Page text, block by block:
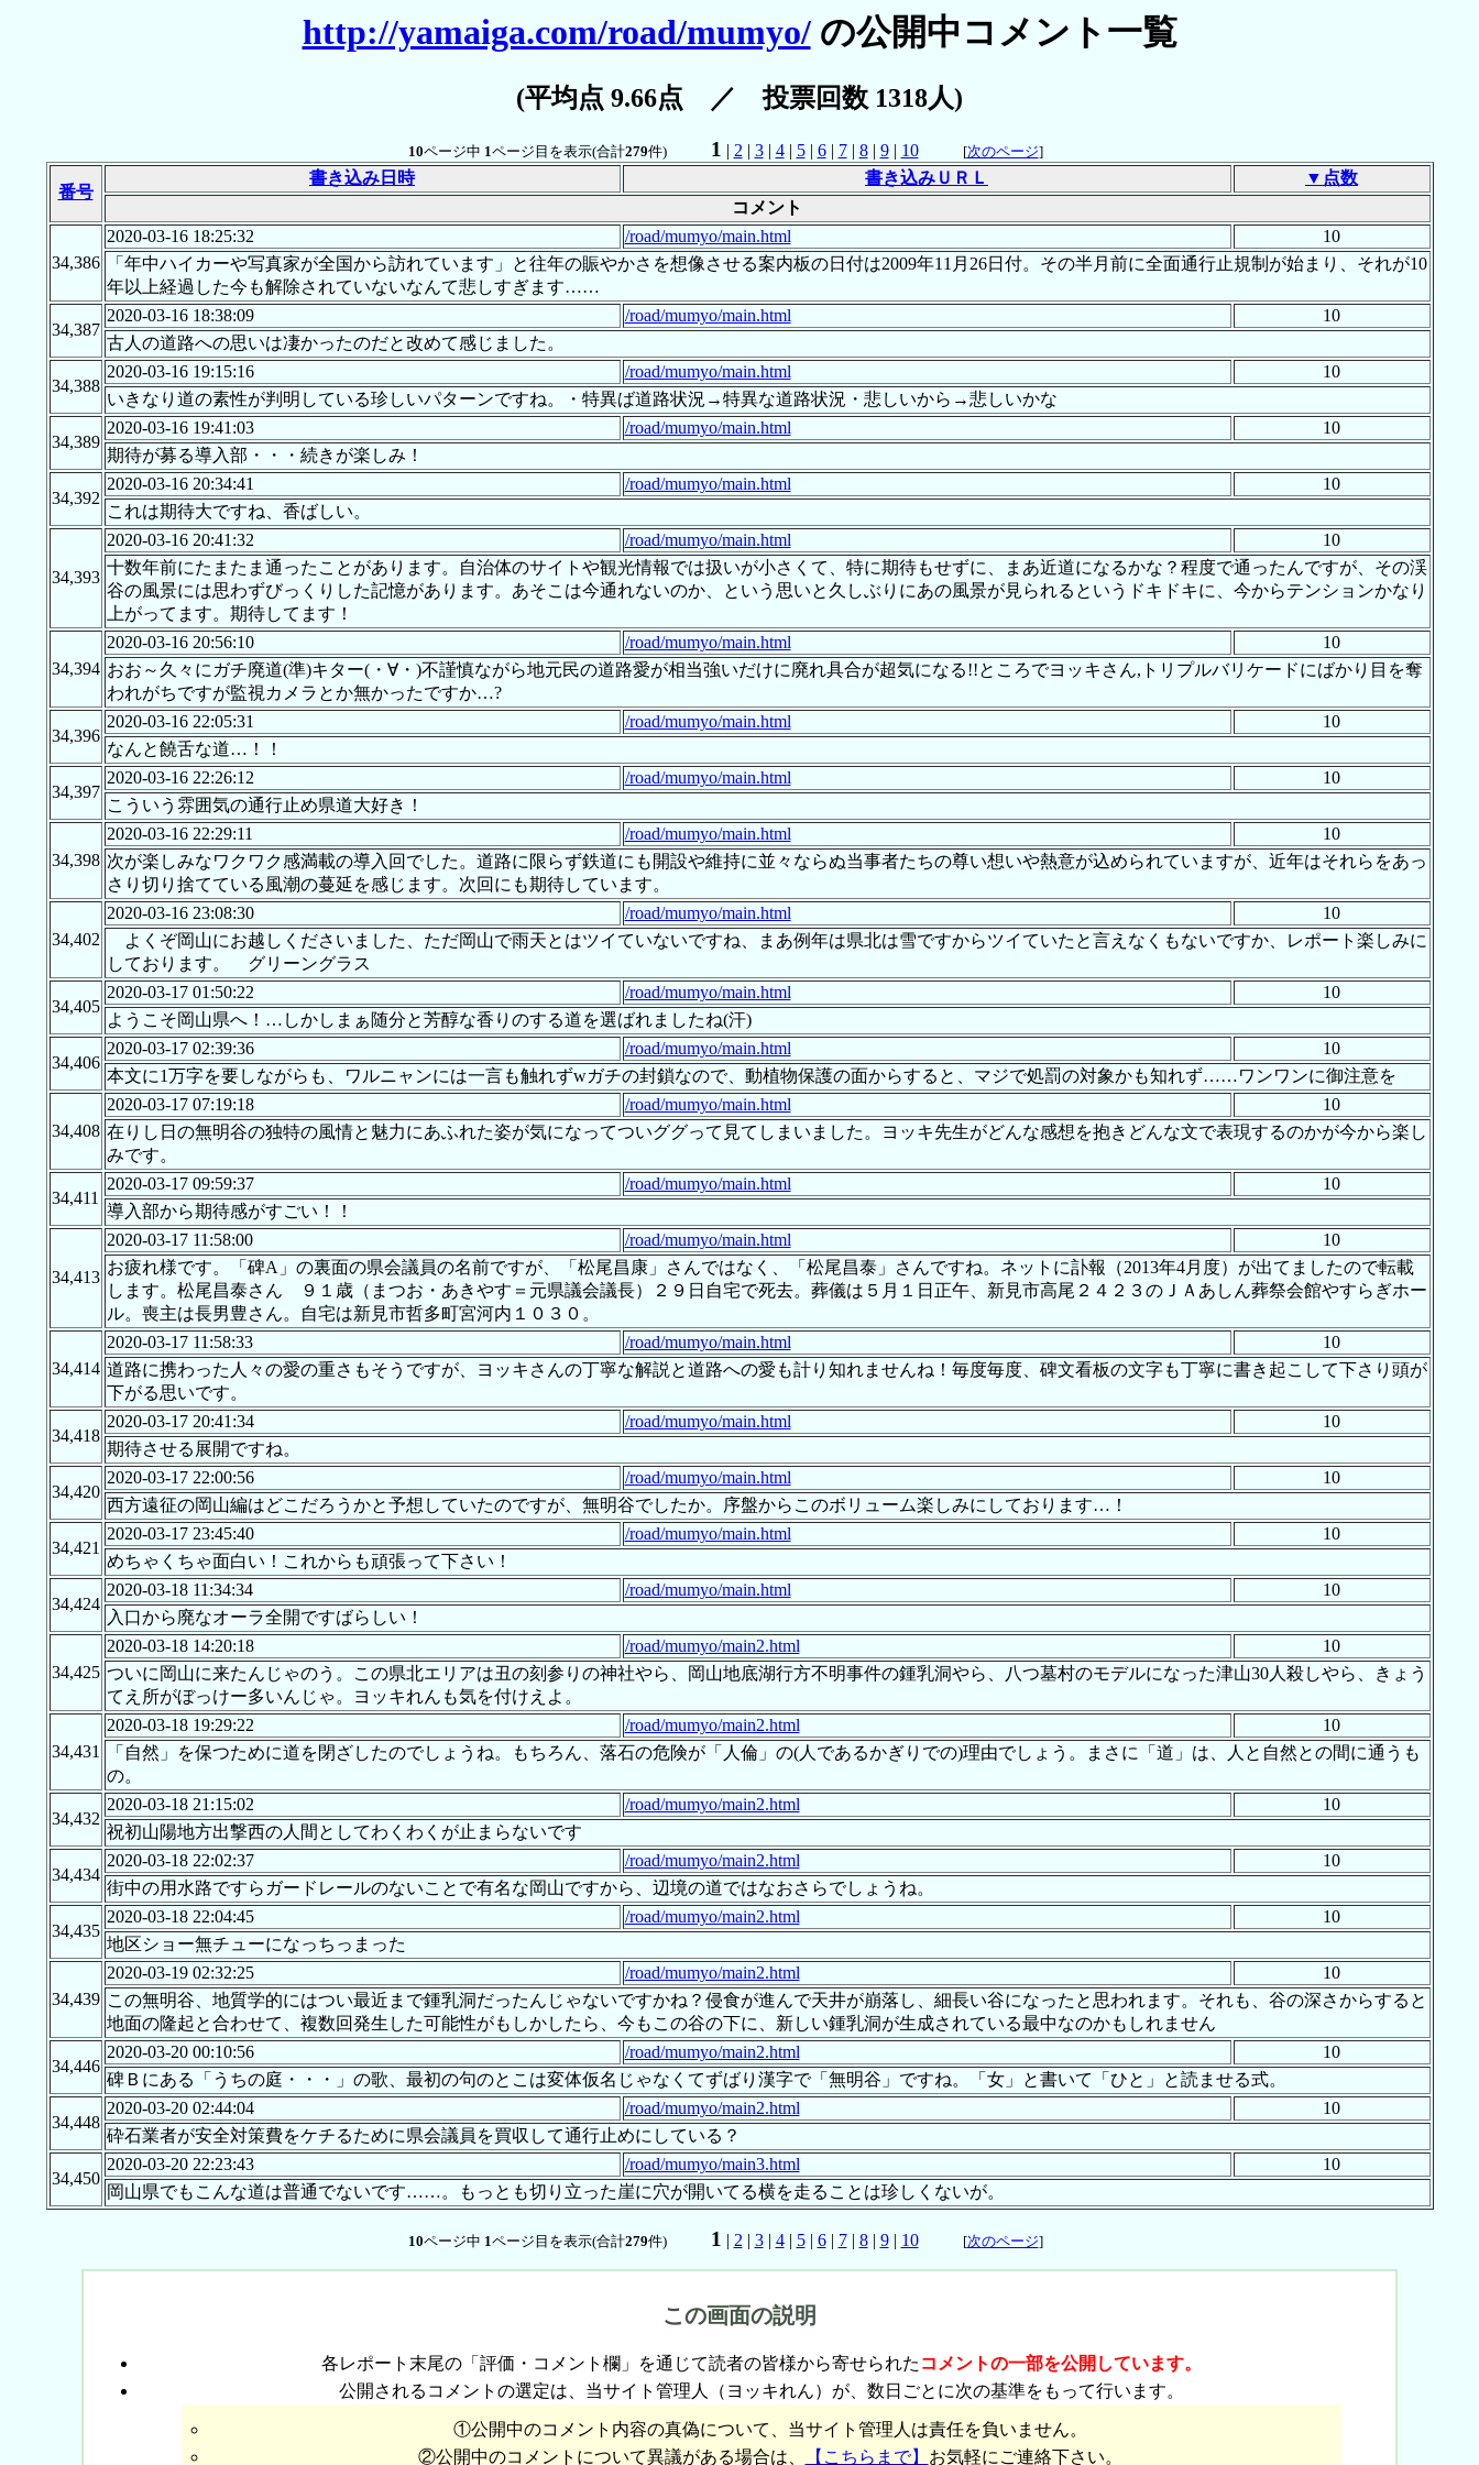
http://yamaiga.com/road/mumyo/の公開中コメント一覧
(平均点 9.66点 ／ 投票回数 1318人)
10ページ中 1ページ目を表示(合計279件) 1 | 2 | 3| 4| 5| 6| 7| 8| 9| 10 [次のページ]
番号
書き込み日時 書き込みＵＲＬ
▼点数
コメント
34,386
2020-03-16 18:25:32 /road/mumyo/main.html
10
「年中ハイカーや写真家が全国から訪れています」と往年の賑やかさを想像させる案内板の日付は2009年11月26日付。その半月前に全面通行止規制が始まり、それが10
年以上経過した今も解除されていないなんて悲しすぎます……
34,387
2020-03-16 18:38:09 /road/mumyo/main.html
10
古人の道路への思いは凄かったのだと改めて感じました。
34,388
2020-03-16 19:15:16 /road/mumyo/main.html
10
いきなり道の素性が判明している珍しいパターンですね。・特異ば道路状況→特異な道路状況・悲しいから→悲しいかな
34,389
2020-03-16 19:41:03 /road/mumyo/main.html
10
期待が募る導入部・・・続きが楽しみ！
34,392
2020-03-16 20:34:41 /road/mumyo/main.html
10
これは期待大ですね、香ばしい。
34,393
2020-03-16 20:41:32 /road/mumyo/main.html
10
十数年前にたまたま通ったことがあります。自治体のサイトや観光情報では扱いが小さくて、特に期待もせずに、まあ近道になるかな？程度で通ったんですが、その渓
谷の風景には思わずびっくりした記憶があります。あそこは今通れないのか、という思いと久しぶりにあの風景が見られるというドキドキに、今からテンションかなり
上がってます。期待してます！
34,394
2020-03-16 20:56:10 /road/mumyo/main.html
10
おお～久々にガチ廃道(準)キター(・∀・)不謹慎ながら地元民の道路愛が相当強いだけに廃れ具合が超気になる!!ところでヨッキさん,トリプルバリケードにばかり目を奪
われがちですが監視カメラとか無かったですか…?
34,396
2020-03-16 22:05:31 /road/mumyo/main.html
10
なんと饒舌な道…！！
34,397
2020-03-16 22:26:12 /road/mumyo/main.html
10
こういう雰囲気の通行止め県道大好き！
34,398
2020-03-16 22:29:11 /road/mumyo/main.html
10
次が楽しみなワクワク感満載の導入回でした。道路に限らず鉄道にも開設や維持に並々ならぬ当事者たちの尊い想いや熱意が込められていますが、近年はそれらをあっ
さり切り捨てている風潮の蔓延を感じます。次回にも期待しています。
34,402
2020-03-16 23:08:30 /road/mumyo/main.html
10
よくぞ岡山にお越しくださいました、ただ岡山で雨天とはツイていないですね、まあ例年は県北は雪ですからツイていたと言えなくもないですか、レポート楽しみに
しております。 グリーングラス
34,405
2020-03-17 01:50:22 /road/mumyo/main.html
10
ようこそ岡山県へ！…しかしまぁ随分と芳醇な香りのする道を選ばれましたね(汗)
34,406
2020-03-17 02:39:36 /road/mumyo/main.html
10
本文に1万字を要しながらも、ワルニャンには一言も触れずwガチの封鎖なので、動植物保護の面からすると、マジで処罰の対象かも知れず……ワンワンに御注意を
34,408
2020-03-17 07:19:18 /road/mumyo/main.html
10
在りし日の無明谷の独特の風情と魅力にあふれた姿が気になってついググって見てしまいました。ヨッキ先生がどんな感想を抱きどんな文で表現するのかが今から楽し
みです。
34,411
2020-03-17 09:59:37 /road/mumyo/main.html
10
導入部から期待感がすごい！！
34,413
2020-03-17 11:58:00 /road/mumyo/main.html
10
お疲れ様です。「碑A」の裏面の県会議員の名前ですが、「松尾昌康」さんではなく、「松尾昌泰」さんですね。ネットに訃報（2013年4月度）が出てましたので転載
します。松尾昌泰さん ９１歳（まつお・あきやす＝元県議会議長）２９日自宅で死去。葬儀は５月１日正午、新見市高尾２４２３のＪＡあしん葬祭会館やすらぎホー
ル。喪主は長男豊さん。自宅は新見市哲多町宮河内１０３０。
34,414
2020-03-17 11:58:33 /road/mumyo/main.html
10
道路に携わった人々の愛の重さもそうですが、ヨッキさんの丁寧な解説と道路への愛も計り知れませんね！毎度毎度、碑文看板の文字も丁寧に書き起こして下さり頭が
下がる思いです。
34,418
2020-03-17 20:41:34 /road/mumyo/main.html
10
期待させる展開ですね。
34,420
2020-03-17 22:00:56 /road/mumyo/main.html
10
西方遠征の岡山編はどこだろうかと予想していたのですが、無明谷でしたか。序盤からこのボリューム楽しみにしております…！
34,421
2020-03-17 23:45:40 /road/mumyo/main.html
10
めちゃくちゃ面白い！これからも頑張って下さい！
34,424
2020-03-18 11:34:34 /road/mumyo/main.html
10
入口から廃なオーラ全開ですばらしい！
34,425
2020-03-18 14:20:18 /road/mumyo/main2.html
10
ついに岡山に来たんじゃのう。この県北エリアは丑の刻参りの神社やら、岡山地底湖行方不明事件の鍾乳洞やら、八つ墓村のモデルになった津山30人殺しやら、きょう
てえ所がぼっけー多いんじゃ。ヨッキれんも気を付けえよ。
34,431
2020-03-18 19:29:22 /road/mumyo/main2.html
10
「自然」を保つために道を閉ざしたのでしょうね。もちろん、落石の危険が「人倫」の(人であるかぎりでの)理由でしょう。まさに「道」は、人と自然との間に通うも
の。
34,432
2020-03-18 21:15:02 /road/mumyo/main2.html
10
祝初山陽地方出撃西の人間としてわくわくが止まらないです
34,434
2020-03-18 22:02:37 /road/mumyo/main2.html
10
街中の用水路ですらガードレールのないことで有名な岡山ですから、辺境の道ではなおさらでしょうね。
34,435
2020-03-18 22:04:45 /road/mumyo/main2.html
10
地区ショー無チューになっちっまった
34,439
2020-03-19 02:32:25 /road/mumyo/main2.html
10
この無明谷、地質学的にはつい最近まで鍾乳洞だったんじゃないですかね？侵食が進んで天井が崩落し、細長い谷になったと思われます。それも、谷の深さからすると
地面の隆起と合わせて、複数回発生した可能性がもしかしたら、今もこの谷の下に、新しい鍾乳洞が生成されている最中なのかもしれません
34,446
2020-03-20 00:10:56 /road/mumyo/main2.html
10
碑Ｂにある「うちの庭・・・」の歌、最初の句のとこは変体仮名じゃなくてずばり漢字で「無明谷」ですね。「女」と書いて「ひと」と読ませる式。
34,448
2020-03-20 02:44:04 /road/mumyo/main2.html
10
砕石業者が安全対策費をケチるために県会議員を買収して通行止めにしている？
34,450
2020-03-20 22:23:43 /road/mumyo/main3.html
10
岡山県でもこんな道は普通でないです……。もっとも切り立った崖に穴が開いてる横を走ることは珍しくないが。
10ページ中 1ページ目を表示(合計279件) 1 | 2 | 3| 4| 5| 6| 7| 8| 9| 10 [次のページ]
この画面の説明
各レポート末尾の「評価・コメント欄」を通じて読者の皆様から寄せられた コメントの一部を公開しています。
公開されるコメントの選定は、当サイト管理人（ヨッキれん）が、数日ごとに次の基準をもって行います。
①公開中のコメント内容の真偽について、当サイト管理人は責任を負いません。
②公開中のコメントについて異議がある場合は、
【こちらまで】 お気軽にご連絡下さい。